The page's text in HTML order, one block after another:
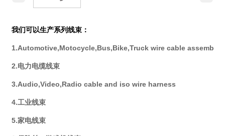
我们可以生产系列线束：
1.Automotive,Motocycle,Bus,Bike,Truck wire cable assembly
2.电力电缆线束
3.Audio,Video,Radio cable and iso wire harness
4.工业线束
5.家电线束